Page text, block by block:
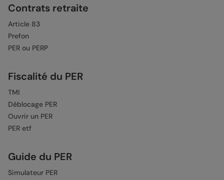
Contrats retraite
Article 83
Prefon
PER ou PERP
Fiscalité du PER
TMI
Déblocage PER
Ouvrir un PER
PER etf
Guide du PER
Simulateur PER